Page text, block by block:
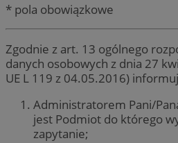
* pola obowiązkowe
Zgodnie z art. 13 ogólnego
danych osobowych z dnia 27
UE L 119 z 04.05.2016)
Administratorem Pani/
jest Podmiot do którego
zapytanie;